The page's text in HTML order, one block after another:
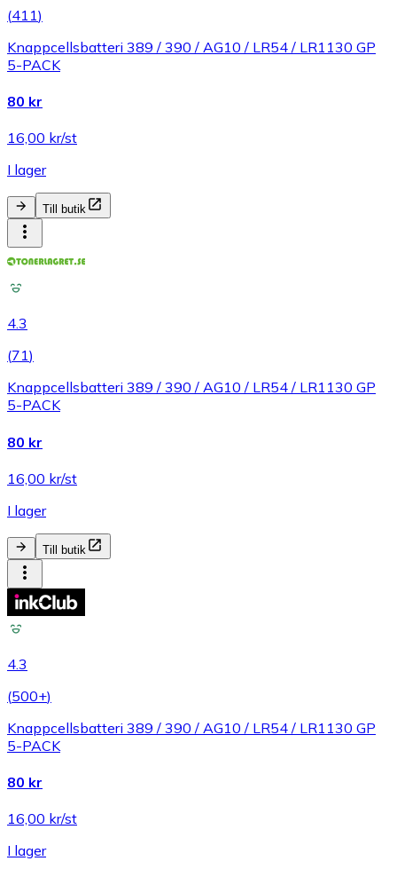
(411)
Knappcellsbatteri 389 / 390 / AG10 / LR54 / LR1130 GP
5-PACK
80 kr
16,00 kr/st
I lager
Till butik
4.3
(71)
Knappcellsbatteri 389 / 390 / AG10 / LR54 / LR1130 GP
5-PACK
80 kr
16,00 kr/st
I lager
Till butik
4.3
(500+)
Knappcellsbatteri 389 / 390 / AG10 / LR54 / LR1130 GP
5-PACK
80 kr
16,00 kr/st
I lager